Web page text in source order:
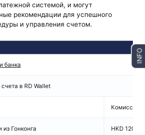
системой, и могут
рекомендации для успешного
и управления счетом.
банка
в RD Wallet
Комиссия
Гонконга HKD 1200/
INFO